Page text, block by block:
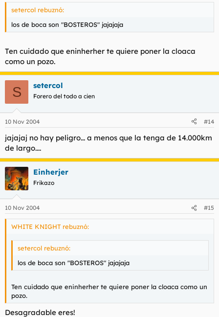
setercol rebuznó:
los de boca son "BOSTEROS" jajajaja
Ten cuidado que eninherher te quiere poner la cloaca
como un pozo.
S setercol
Forero del todo a cien
10 Nov 2004 #14
jajajaj no hay peligro... a menos que la tenga de 14.000km
de largo....
Einherjer
Frikazo
10 Nov 2004 #15
WHITE KNIGHT rebuznó:
setercol rebuznó:
los de boca son "BOSTEROS" jajajaja
Ten cuidado que eninherher te quiere poner la cloaca como un
pozo.
Desagradable eres!